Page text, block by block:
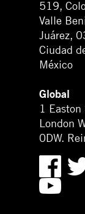
519,
Valle
Juárez,
Ciudad
México
Global
1 Easton
London
0DW.